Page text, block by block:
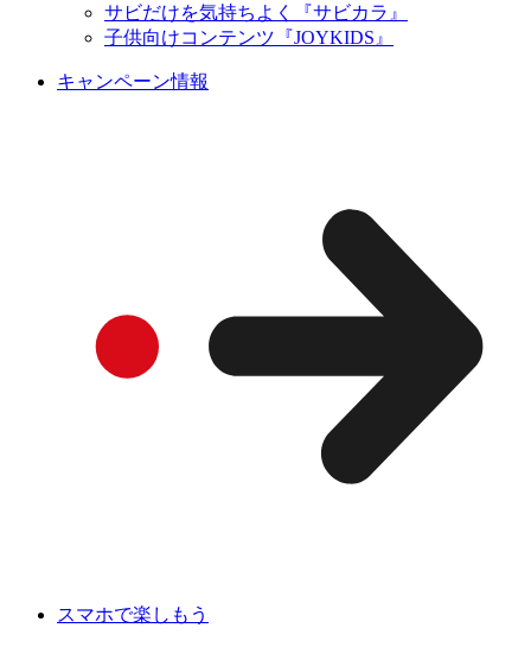
サビだけを気持ちよく『サビカラ』
子供向けコンテンツ『JOYKIDS』
キャンペーン情報
スマホで楽しもう